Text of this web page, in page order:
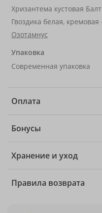
Хризантема кустовая
Гвоздика белая, кремовая
Озотамнус
Упаковка
Современная упаковка
Оплата
Бонусы
Хранение и уход
Правила возврата